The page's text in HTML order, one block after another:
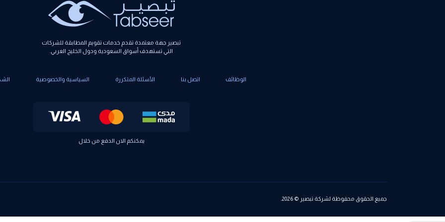
تبصير جهة معتمدة تقدم خدمات تقويم المطابقة للشركات
التي تستهدف أسواق السعودية ودول الخليج العربي.
الوظائف اتصل بنا الأسئلة المتكررة السياسية والخصوصية
يمكنكم الان الدفع من خلال
جميع الحقوق محفوظة لشركة تبصير © 2026.